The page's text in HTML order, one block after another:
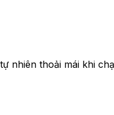
nhiên thoải mái khi